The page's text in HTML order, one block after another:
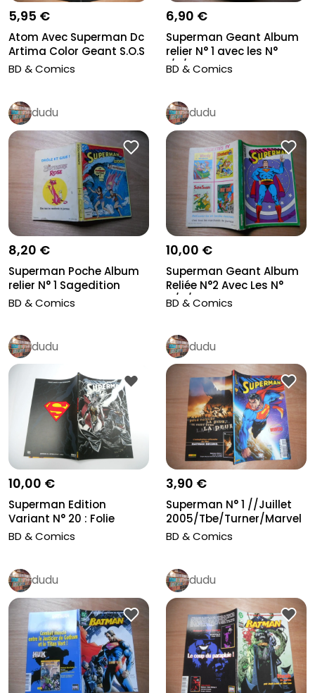
5,95 €
Atom Avec Superman Dc
Artima Color Geant S.O.S
Dan...
BD & Comics
6,90 €
Superman Geant Album
relier N° 1 avec les N°
1/2/3...
BD & Comics
dudu
8,20 €
Superman Poche Album
relier N° 1 Sagedition
AVEC L...
BD & Comics
dudu
10,00 €
Superman Geant Album
Reliée N°2 Avec Les N°
4/5/6...
BD & Comics
dudu
10,00 €
Superman Edition
Variant N° 20 : Folie
Contagieuse...
BD & Comics
dudu
3,90 €
Superman N° 1 //Juillet
2005/Tbe/Turner/Marvel
Pan...
BD & Comics
dudu dudu